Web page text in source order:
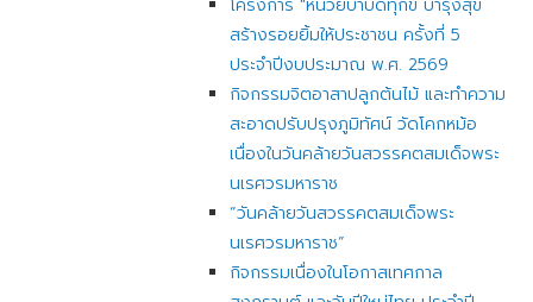
โครงการ "หน่วยบำบัดทุกข์ บำรุงสุข
สร้างรอยยิ้มให้ประชาชน ครั้งที่ 5
ประจำปีงบประมาณ พ.ศ. 2569
กิจกรรมจิตอาสาปลูกต้นไม้ และทำความ
สะอาดปรับปรุงภูมิทัศน์ วัดโคกหม้อ
เนื่องในวันคล้ายวันสวรรคตสมเด็จพระ
นเรศวรมหาราช
“วันคล้ายวันสวรรคตสมเด็จพระ
นเรศวรมหาราช”
กิจกรรมเนื่องในโอกาสเทศกาล